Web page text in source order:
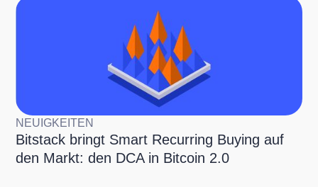
NEUIGKEITEN
Bitstack bringt Smart Recurring Buying auf
den Markt: den DCA in Bitcoin 2.0